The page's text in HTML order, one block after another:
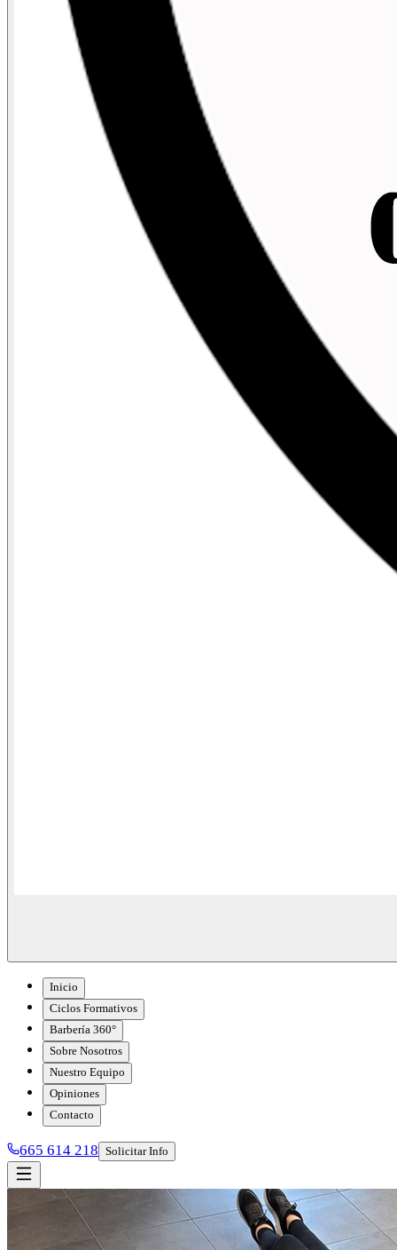
Inicio
Ciclos Formativos
Barbería 360°
Sobre Nosotros
Nuestro Equipo
Opiniones
Contacto
665 614 218 Solicitar Info